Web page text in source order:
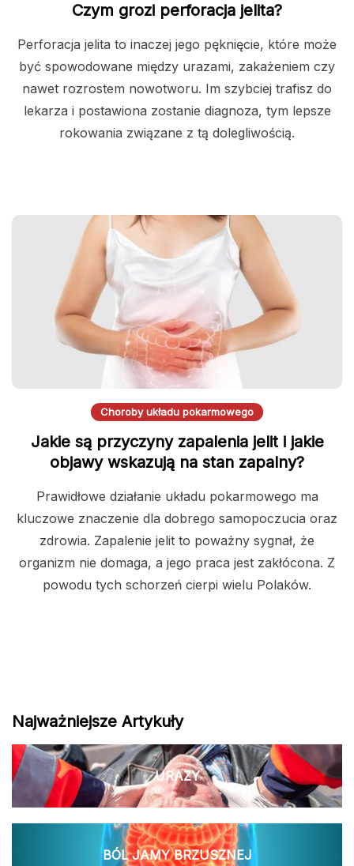
Czym grozi perforacja jelita?
Perforacja jelita to inaczej jego pęknięcie, które może
być spowodowane między urazami, zakażeniem czy
nawet rozrostem nowotworu. Im szybciej trafisz do
lekarza i postawiona zostanie diagnoza, tym lepsze
rokowania związane z tą dolegliwością.
Choroby układu pokarmowego
Jakie są przyczyny zapalenia jelit i jakie
objawy wskazują na stan zapalny?
Prawidłowe działanie układu pokarmowego ma
kluczowe znaczenie dla dobrego samopoczucia oraz
zdrowia. Zapalenie jelit to poważny sygnał, że
organizm nie domaga, a jego praca jest zakłócona. Z
powodu tych schorzeń cierpi wielu Polaków.
Najważniejsze Artykuły
URAZY
BÓL JAMY BRZUSZNEJ